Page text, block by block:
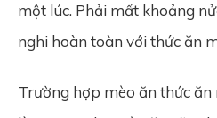
một lúc. Phải mất khoảng
nghi hoàn toàn với thức ăn
Trường hợp mèo ăn thức